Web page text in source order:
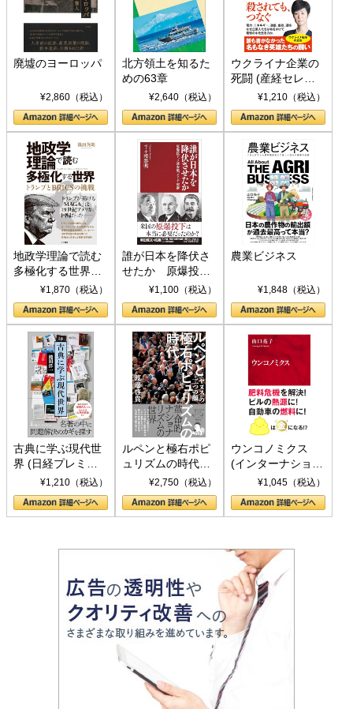
廃墟のヨーロッパ
¥2,860（税込）
北方領土を知るた
めの63章
¥2,640（税込）
ウクライナ企業の
死闘 (産経セレク
ト S 039)¥1,210（税込）
地政学理論で読む
多極化する世界：
トランプとBRICS
の挑戦
¥1,870（税込）
誰が日本を降伏さ
せたか 原爆投
下、ソ連参戦、そ
して聖断 (PHP新
書)
¥1,100（税込）
農業ビジネス
¥1,848（税込）
古典に学ぶ現代世
界 (日経プレミア
シリーズ)¥1,210（税込）
ルペンと極右ポピ
ュリズムの時代：
〈ヤヌス〉の二つ
の顔
¥2,750（税込）
ウンコノミクス
(インターナショナ
ル新書)¥1,045（税込）